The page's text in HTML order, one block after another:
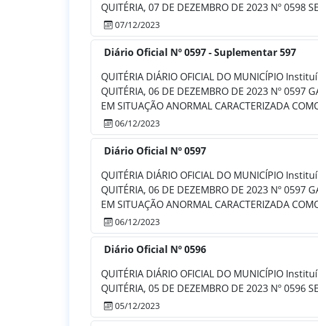
QUITÉRIA, 07 DE DEZEMBRO DE 2023 Nº 0598
07/12/2023
Diário Oficial Nº 0597 - Suplementar 597
QUITÉRIA DIÁRIO OFICIAL DO MUNICÍPIO
QUITÉRIA, 06 DE DEZEMBRO DE 2023 Nº 0597
EM SITUAÇÃO ANORMAL CARACTERIZADA
06/12/2023
Diário Oficial Nº 0597
QUITÉRIA DIÁRIO OFICIAL DO MUNICÍPIO
QUITÉRIA, 06 DE DEZEMBRO DE 2023 Nº 0597
EM SITUAÇÃO ANORMAL CARACTERIZADA
06/12/2023
Diário Oficial Nº 0596
QUITÉRIA DIÁRIO OFICIAL DO MUNICÍPIO
QUITÉRIA, 05 DE DEZEMBRO DE 2023 Nº 0596
05/12/2023